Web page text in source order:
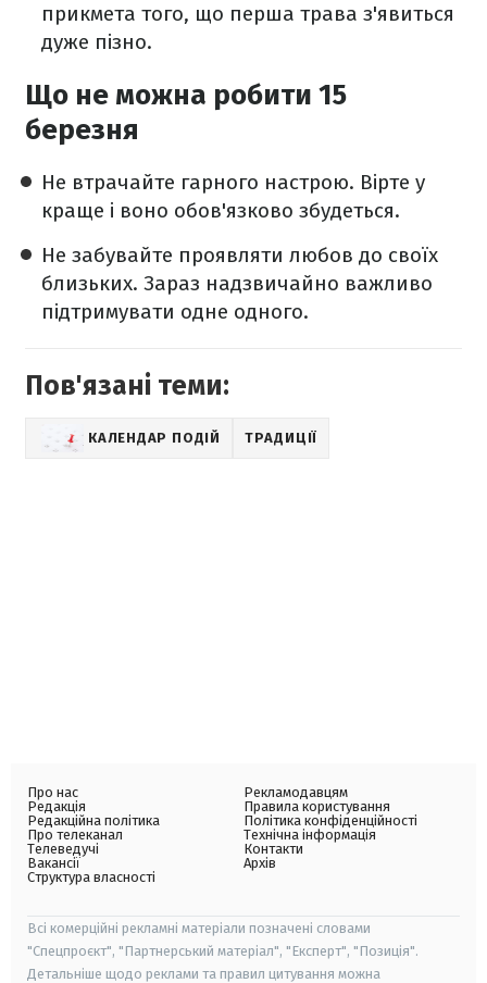
прикмета того, що перша трава з'явиться
дуже пізно.
Що не можна робити 15
березня
Не втрачайте гарного настрою. Вірте у
краще і воно обов'язково збудеться.
Не забувайте проявляти любов до своїх
близьких. Зараз надзвичайно важливо
підтримувати одне одного.
Пов'язані теми:
КАЛЕНДАР ПОДІЙ ТРАДИЦІЇ
Про нас
Редакція
Редакційна політика
Про телеканал
Телеведучі
Вакансії
Структура власності
Рекламодавцям
Правила користування
Політика конфіденційності
Технічна інформація
Контакти
Архів
Всі комерційні рекламні матеріали позначені словами
"Спецпроєкт", "Партнерський матеріал", "Експерт", "Позиція".
Детальніше щодо реклами та правил цитування можна